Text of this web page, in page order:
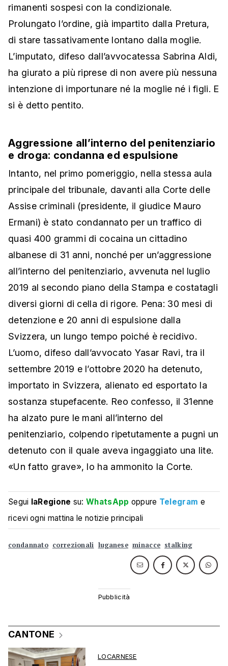
rimanenti sospesi con la condizionale.
Prolungato l’ordine, già impartito dalla Pretura,
di stare tassativamente lontano dalla moglie.
L’imputato, difeso dall’avvocatessa Sabrina Aldi,
ha giurato a più riprese di non avere più nessuna
intenzione di importunare né la moglie né i figli. E
si è detto pentito.
Aggressione all’interno del penitenziario
e droga: condanna ed espulsione
Intanto, nel primo pomeriggio, nella stessa aula
principale del tribunale, davanti alla Corte delle
Assise criminali (presidente, il giudice Mauro
Ermani) è stato condannato per un traffico di
quasi 400 grammi di cocaina un cittadino
albanese di 31 anni, nonché per un’aggressione
all’interno del penitenziario, avvenuta nel luglio
2019 al secondo piano della Stampa e costatagli
diversi giorni di cella di rigore. Pena: 30 mesi di
detenzione e 20 anni di espulsione dalla
Svizzera, un lungo tempo poiché è recidivo.
L’uomo, difeso dall’avvocato Yasar Ravi, tra il
settembre 2019 e l’ottobre 2020 ha detenuto,
importato in Svizzera, alienato ed esportato la
sostanza stupefacente. Reo confesso, il 31enne
ha alzato pure le mani all’interno del
penitenziario, colpendo ripetutamente a pugni un
detenuto con il quale aveva ingaggiato una lite.
«Un fatto grave», lo ha ammonito la Corte.
Segui laRegione su:WhatsApp oppure Telegram e
ricevi ogni mattina le notizie principali
condannato correzionali luganese minacce stalking
CANTONE
LOCARNESE